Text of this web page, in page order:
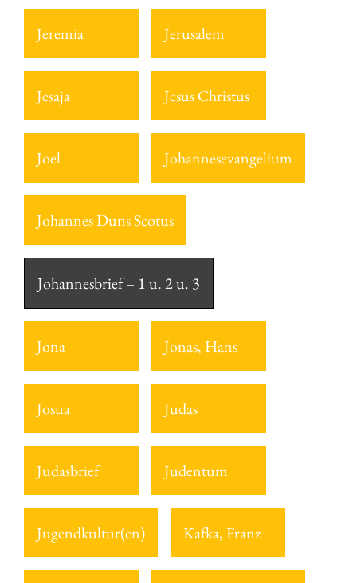
Jeremia Jerusalem
Jesaja Jesus Christus
Joel Johannesevangelium
Johannes Duns Scotus
Johannesbrief – 1 u. 2 u. 3
Jona Jonas, Hans
Josua Judas
Judasbrief Judentum
Jugendkultur(en) Kafka, Franz